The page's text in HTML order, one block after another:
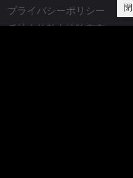
プライバシーポリシー
反社会的勢力排除宣言